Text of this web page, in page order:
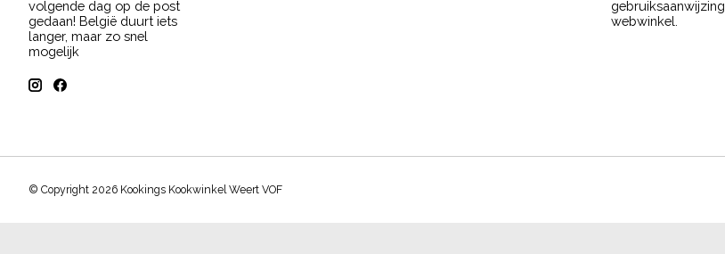
volgende dag op de post
gedaan! België duurt iets
langer, maar zo snel
mogelijk
gebruiksaanwijzing
webwinkel.
© Copyright 2026 Kookings Kookwinkel Weert VOF